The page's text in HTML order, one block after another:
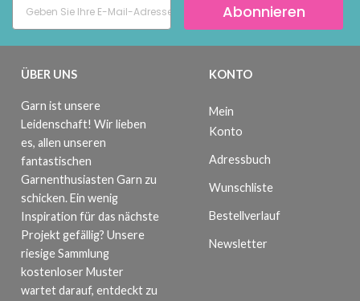
Abonnieren
ÜBER UNS
Garn ist unsere
Leidenschaft! Wir lieben
es, allen unseren
fantastischen
Garnenthusiasten Garn zu
schicken. Ein wenig
Inspiration für das nächste
Projekt gefällig? Unsere
riesige Sammlung
kostenloser Muster
wartet darauf, entdeckt zu
KONTO
Mein
Konto
Adressbuch
Wunschliste
Bestellverlauf
Newsletter